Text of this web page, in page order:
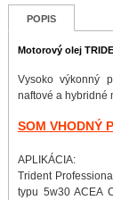
POPIS
Motorový olej
Vysoko výkonný
naftové a hybridné
SOM VHODNÝ
APLIKÁCIA:
Trident
typu 5w30 ACEA